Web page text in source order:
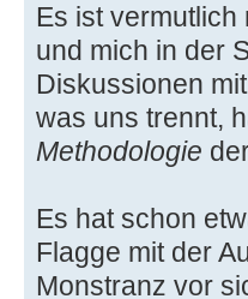
Es ist
und mich in der
Diskussionen
was uns trennt,
Methodologie
Es hat schon
Flagge mit der
Monstranz vor